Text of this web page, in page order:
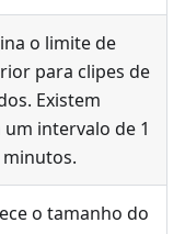
o limite de
para clipes de
Existem
intervalo de 1
o tamanho do